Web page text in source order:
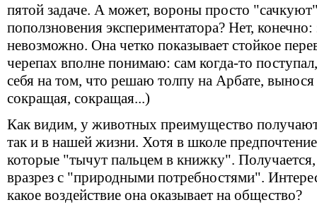
пятой задаче. А может, вороны просто
поползновения экспериментатора? Нет,
невозможно. Она четко показывает стойкое
черепах вполне понимаю: сам когда-то
себя на том, что решаю толпу на Арбате,
сокращая, сокращая...)
Как видим, у животных преимущество
так и в нашей жизни. Хотя в школе
которые "тычут пальцем в книжку". Получается,
вразрез с "природными потребностями".
какое воздействие она оказывает на общество?